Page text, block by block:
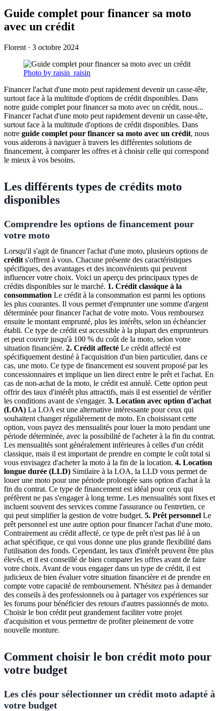
Guide complet pour financer sa moto
avec un crédit
Florent · 3 octobre 2024
Photo by raisin_raisin
Financer l'achat d'une moto peut rapidement devenir un casse-tête,
surtout face à la multitude d'options de crédit disponibles. Dans
notre guide complet pour financer sa moto avec un crédit, nous...
Financer l'achat d'une moto peut rapidement devenir un casse-tête,
surtout face à la multitude d'options de crédit disponibles. Dans
notre guide complet pour financer sa moto avec un crédit, nous
vous aiderons à naviguer à travers les différentes solutions de
financement, à comparer les offres et à choisir celle qui correspond
le mieux à vos besoins.
Les différents types de crédits moto
disponibles
Comprendre les options de financement pour
votre moto
Lorsqu'il s'agit de financer l'achat d'une moto, plusieurs options de
crédit s'offrent à vous. Chacune présente des caractéristiques
spécifiques, des avantages et des inconvénients qui peuvent
influencer votre choix. Voici un aperçu des principaux types de
crédits disponibles sur le marché. 1. Crédit classique à la
consommation Le crédit à la consommation est parmi les options
les plus courantes. Il vous permet d'emprunter une somme d'argent
déterminée pour financer l'achat de votre moto. Vous remboursez
ensuite le montant emprunté, plus les intérêts, selon un échéancier
établi. Ce type de crédit est accessible à la plupart des emprunteurs
et peut couvrir jusqu'à 100 % du coût de la moto, selon votre
situation financière. 2. Crédit affecté Le crédit affecté est
spécifiquement destiné à l'acquisition d'un bien particulier, dans ce
cas, une moto. Ce type de financement est souvent proposé par les
concessionnaires et implique un lien direct entre le prêt et l'achat. En
cas de non-achat de la moto, le crédit est annulé. Cette option peut
offrir des taux d'intérêt plus attractifs, mais il est essentiel de vérifier
les conditions avant de s'engager. 3. Location avec option d'achat
(LOA) La LOA est une alternative intéressante pour ceux qui
souhaitent changer régulièrement de moto. En choisissant cette
option, vous payez des mensualités pour louer la moto pendant une
période déterminée, avec la possibilité de l'acheter à la fin du contrat.
Les mensualités sont généralement inférieures à celles d'un crédit
classique, mais il est important de prendre en compte le coût total si
vous envisagez d'acheter la moto à la fin de la location. 4. Location
longue durée (LLD) Similaire à la LOA, la LLD vous permet de
louer une moto pour une période prolongée sans option d'achat à la
fin du contrat. Ce type de financement est idéal pour ceux qui
préfèrent ne pas s'engager à long terme. Les mensualités sont fixes et
incluent souvent des services comme l'assurance ou l'entretien, ce
qui peut simplifier la gestion de votre budget. 5. Prêt personnel Le
prêt personnel est une autre option pour financer l'achat d'une moto.
Contrairement au crédit affecté, ce type de prêt n'est pas lié à un
achat spécifique, ce qui vous donne une plus grande flexibilité dans
l'utilisation des fonds. Cependant, les taux d'intérêt peuvent être plus
élevés, et il est conseillé de bien comparer les offres avant de faire
votre choix. Avant de vous engager dans un type de crédit, il est
judicieux de bien évaluer votre situation financière et de prendre en
compte votre capacité de remboursement. N'hésitez pas à demander
des conseils à des professionnels ou à partager vos expériences sur
les forums pour bénéficier des retours d'autres passionnés de moto.
Choisir le bon crédit peut grandement faciliter votre projet
d'acquisition et vous permettre de profiter pleinement de votre
nouvelle monture.
Comment choisir le bon crédit moto pour
votre budget
Les clés pour sélectionner un crédit moto adapté à
votre budget